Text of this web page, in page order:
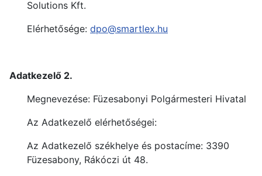
Solutions Kft.
Elérhetősége: dpo@smartlex.hu
Adatkezelő 2.
Megnevezése: Füzesabonyi Polgármesteri Hivatal
Az Adatkezelő elérhetőségei:
Az Adatkezelő székhelye és postacíme: 3390
Füzesabony, Rákóczi út 48.